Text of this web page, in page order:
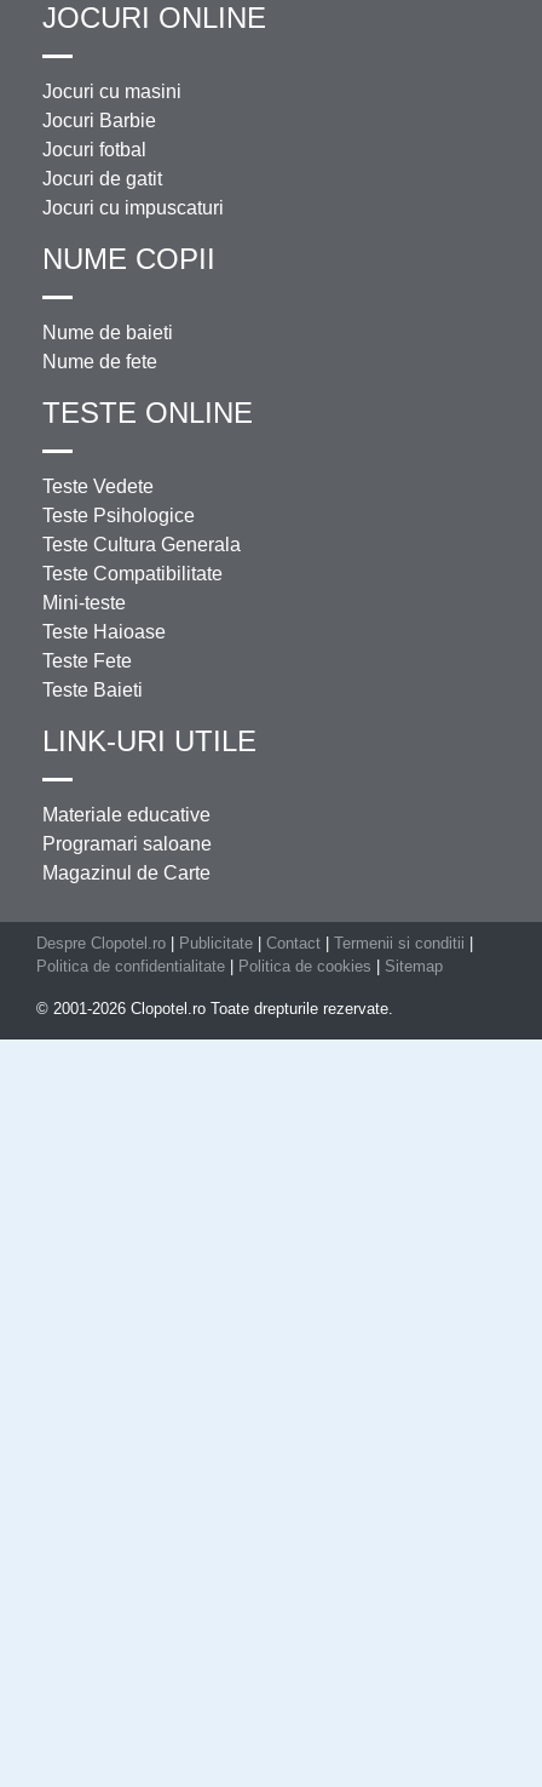
JOCURI ONLINE
Jocuri cu masini
Jocuri Barbie
Jocuri fotbal
Jocuri de gatit
Jocuri cu impuscaturi
NUME COPII
Nume de baieti
Nume de fete
TESTE ONLINE
Teste Vedete
Teste Psihologice
Teste Cultura Generala
Teste Compatibilitate
Mini-teste
Teste Haioase
Teste Fete
Teste Baieti
LINK-URI UTILE
Materiale educative
Programari saloane
Magazinul de Carte
Despre Clopotel.ro Publicitate Contact Termenii si conditii
Politica de confidentialitate
Politica de cookies Sitemap
© 2001-2026 Clopotel.ro Toate drepturile rezervate.